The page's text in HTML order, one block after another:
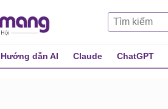
Hướng dẫn AI Claude ChatGPT